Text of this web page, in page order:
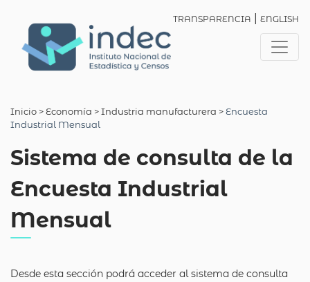
TRANSPARENCIA ENGLISH
Inicio > Economía >Industria manufacturera >Encuesta
Industrial Mensual
Sistema de consulta de la
Encuesta Industrial
Mensual
Desde esta sección podrá acceder al sistema de consulta